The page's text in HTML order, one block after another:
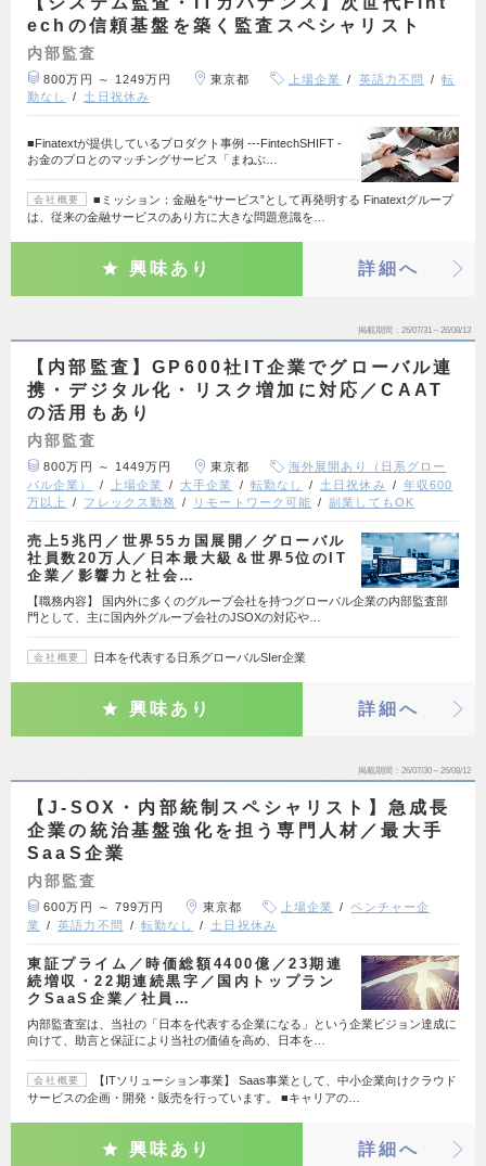
echの信頼基盤を築く監査スペシャリスト
内部監査
800万円 ～ 1249万円 東京都 上場企業 英語力不問
転
勤なし
土日祝休み
■Finatextが提供しているプロダクト事例 ---FintechSHIFT -
お金のプロとのマッチングサービス「まねぶ…
会社概要
■ミッション：金融を“サービス”として再発明する Finatextグループ
は、従来の金融サービスのあり方に大きな問題意識を…
興味あり 詳細へ
掲載期間 26/07/31～26/08/13
【内部監査】GP600社IT企業でグローバル連
携・デジタル化・リスク増加に対応／CAAT
の活用もあり
内部監査
800万円 ～ 1449万円 東京都
海外展開あり（日系グロー
バル企業）
上場企業 大手企業 転勤なし 土日祝休み
年収600
万以上
フレックス勤務 リモートワーク可能 副業してもOK
売上5兆円／世界55カ国展開／グローバル
社員数20万人／日本最大級＆世界5位のIT
企業／影響力と社会…
【職務内容】 国内外に多くのグループ会社を持つグローバル企業の内部監査部
門として、主に国内外グループ会社のJSOXの対応や…
会社概要 日本を代表する日系グローバルSIer企業
興味あり 詳細へ
掲載期間 26/07/30～26/08/12
【J-SOX・内部統制スペシャリスト】急成長
企業の統治基盤強化を担う専門人材／最大手
SaaS企業
内部監査
600万円 ～ 799万円 東京都 上場企業
ベンチャー企
業
英語力不問 転勤なし 土日祝休み
東証プライム／時価総額4400億／23期連
続増収・22期連続黒字／国内トップラン
クSaaS企業／社員…
内部監査室は、当社の「日本を代表する企業になる」という企業ビジョン達成に
向けて、助言と保証により当社の価値を高め、日本を…
会社概要
【ITソリューション事業】 Saas事業として、中小企業向けクラウド
サービスの企画・開発・販売を行っています。 ■キャリアの…
興味あり 詳細へ